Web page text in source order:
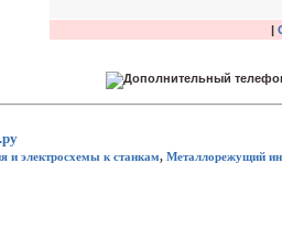
|
и электросхемы к станкам, Металлорежущий